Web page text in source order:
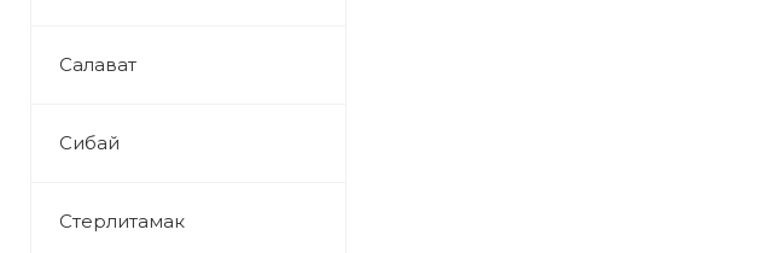
Салават
Сибай
Стерлитамак